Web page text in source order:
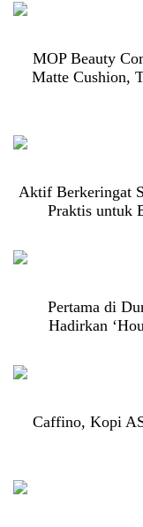
MOP Beauty
Matte Cushion,
Aktif Berkeringat
Praktis untuk
Pertama di
Hadirkan
Caffino, Kopi